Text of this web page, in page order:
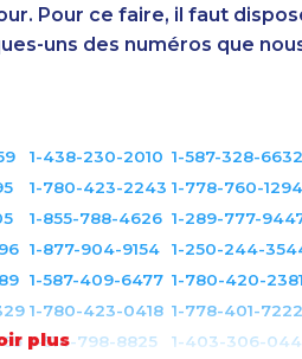
Pour ce faire, il faut
uns des numéros que
plus
1-438-230-2010 1-587-328-6632
1-780-423-2243 1-778-760-1294
1-855-788-4626 1-289-777-
1-877-904-9154 1-250-244-
1-587-409-6477 1-780-420-2381
1-780-423-0418 1-778-401-7222
1-514-798-8825 1-403-306-